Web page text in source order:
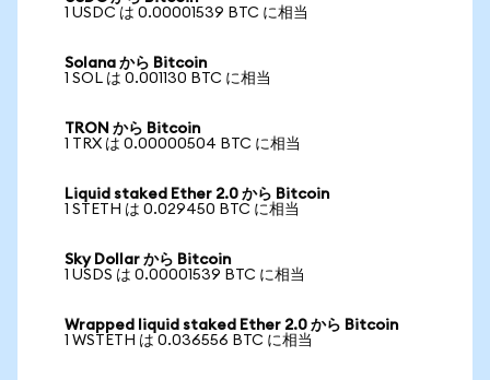
1 USDC は 0.00001539 BTC に相当
Solana から Bitcoin
1 SOL は 0.001130 BTC に相当
TRON から Bitcoin
1 TRX は 0.00000504 BTC に相当
Liquid staked Ether 2.0 から Bitcoin
1 STETH は 0.029450 BTC に相当
Sky Dollar から Bitcoin
1 USDS は 0.00001539 BTC に相当
Wrapped liquid staked Ether 2.0 から Bitcoin
1 WSTETH は 0.036556 BTC に相当